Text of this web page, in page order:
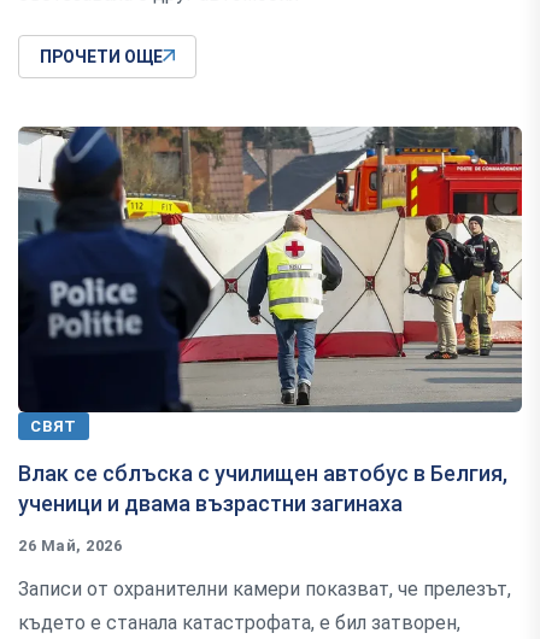
ПРОЧЕТИ ОЩЕ
СВЯТ
Влак се сблъска с училищен автобус в Белгия,
ученици и двама възрастни загинаха
26 Май, 2026
Записи от охранителни камери показват, че прелезът,
където е станала катастрофата, е бил затворен,